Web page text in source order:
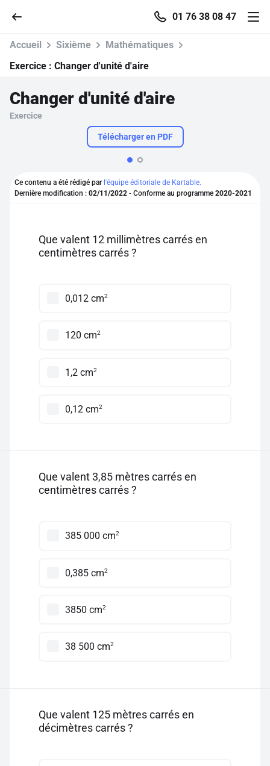
01 76 38 08 47
Accueil
Se connecter
S'inscrire gratuitement
Pour profiter de 10 contenus offerts.
Accueil Sixième
Mathématiques
Exercice : Changer d'unité d'aire
Changer d'unité d'aire
Exercice
Télécharger en PDF
Ce contenu a été rédigé par l'équipe éditoriale de Kartable.
Dernière modification : 02/11/2022 - Conforme au programme 2020-2021
Que valent 12 millimètres carrés en
centimètres carrés ?
0,012 cm2
120 cm2
1,2 cm2
0,12 cm2
Que valent 3,85 mètres carrés en
centimètres carrés ?
385 000 cm2
0,385 cm2
3850 cm2
38 500 cm2
Que valent 125 mètres carrés en
décimètres carrés ?